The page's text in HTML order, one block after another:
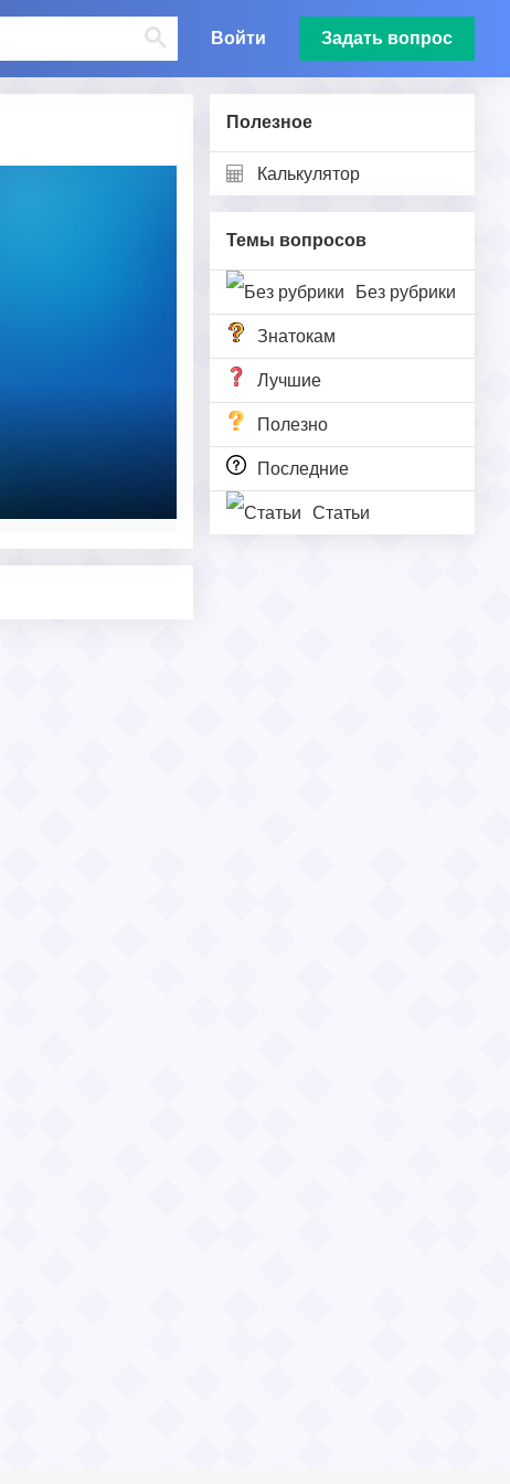
Войти Задать вопрос
Полезное
Калькулятор
Темы вопросов
Без рубрики
Знатокам
Лучшие
Полезно
Последние
Статьи